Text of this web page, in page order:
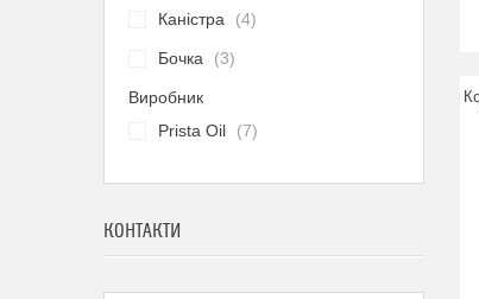
Каністра
4
Бочка 3
Виробник
Prista Oil
7
КОНТАКТИ